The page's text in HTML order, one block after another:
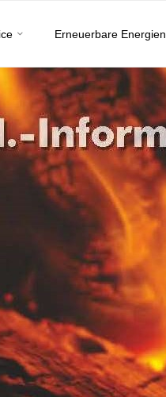
Erneuerbare Energien